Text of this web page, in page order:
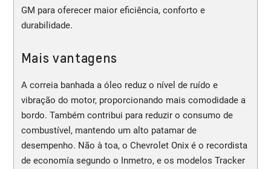
GM para oferecer maior eficiência, conforto e
durabilidade.
Mais vantagens
A correia banhada a óleo reduz o nível de ruído e
vibração do motor, proporcionando mais comodidade a
bordo. Também contribui para reduzir o consumo de
combustível, mantendo um alto patamar de
desempenho. Não à toa, o Chevrolet Onix é o recordista
de economía segundo o Inmetro, e os modelos Tracker